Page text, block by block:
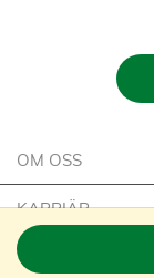
OM OSS
KARRIÄR
HÅLLBARHET